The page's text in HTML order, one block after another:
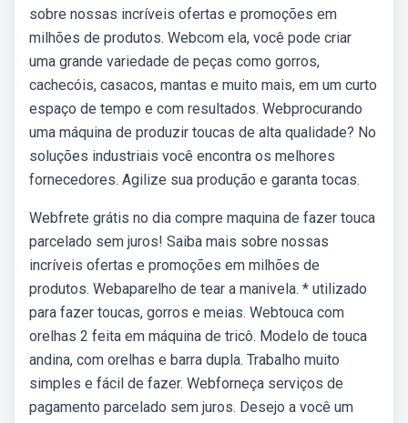
sobre nossas incríveis ofertas e promoções em
milhões de produtos. Webcom ela, você pode criar
uma grande variedade de peças como gorros,
cachecóis, casacos, mantas e muito mais, em um curto
espaço de tempo e com resultados. Webprocurando
uma máquina de produzir toucas de alta qualidade? No
soluções industriais você encontra os melhores
fornecedores. Agilize sua produção e garanta tocas.
Webfrete grátis no dia compre maquina de fazer touca
parcelado sem juros! Saiba mais sobre nossas
incríveis ofertas e promoções em milhões de
produtos. Webaparelho de tear a manivela. * utilizado
para fazer toucas, gorros e meias. Webtouca com
orelhas 2 feita em máquina de tricô. Modelo de touca
andina, com orelhas e barra dupla. Trabalho muito
simples e fácil de fazer. Webforneça serviços de
pagamento parcelado sem juros. Desejo a você um